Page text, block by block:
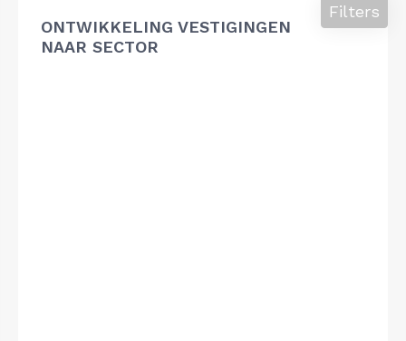
ONTWIKKELING VESTIGINGEN
NAAR SECTOR
Filters